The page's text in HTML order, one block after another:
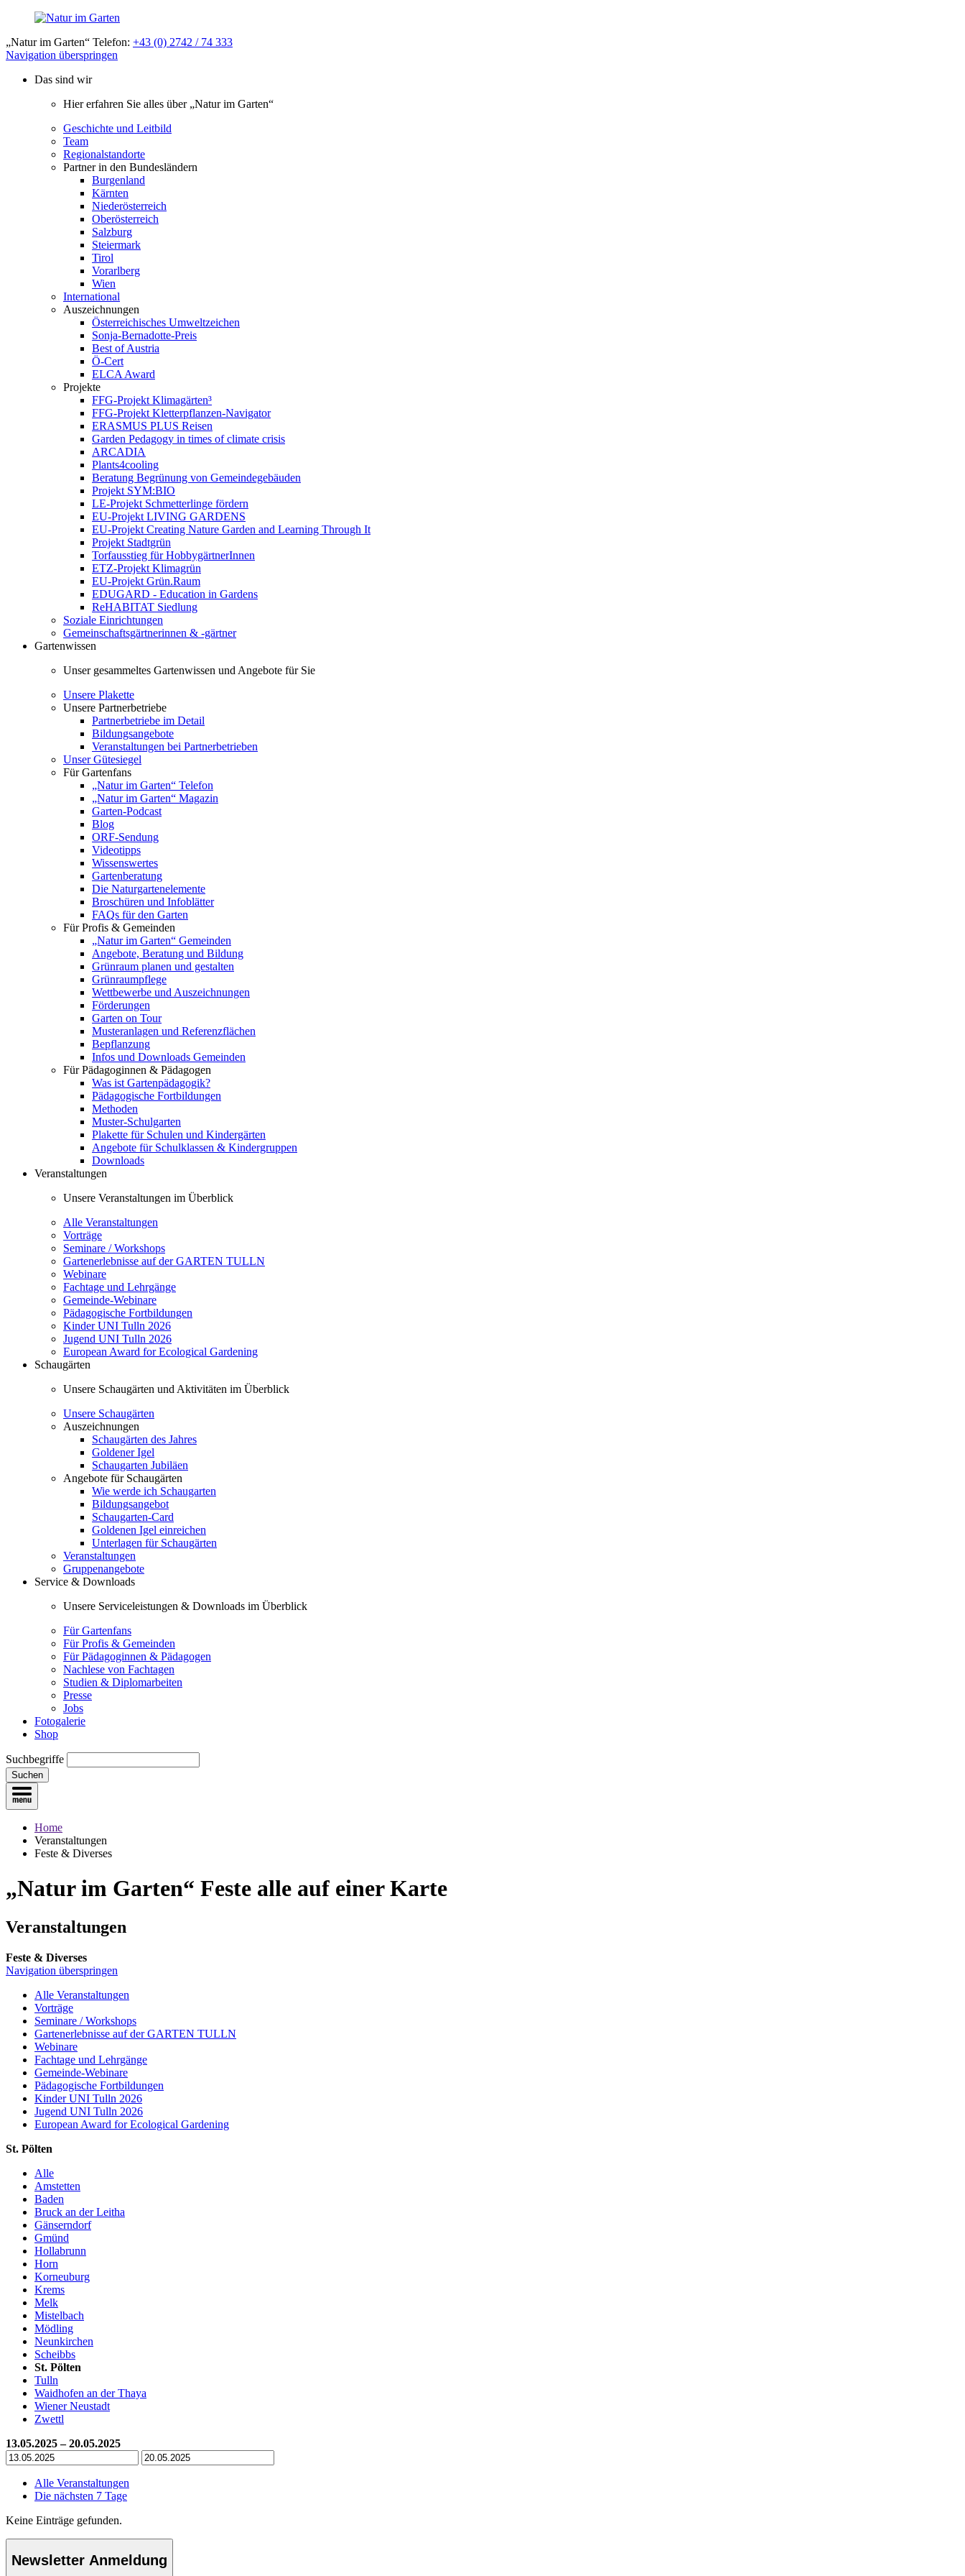
„Natur im Garten“ Telefon: +43 (0) 2742 / 74 333
Navigation überspringen
Das sind wir
Hier erfahren Sie alles über „Natur im Garten“
Geschichte und Leitbild
Team
Regionalstandorte
Partner in den Bundesländern
Burgenland
Kärnten
Niederösterreich
Oberösterreich
Salzburg
Steiermark
Tirol
Vorarlberg
Wien
International
Auszeichnungen
Österreichisches Umweltzeichen
Sonja-Bernadotte-Preis
Best of Austria
Ö-Cert
ELCA Award
Projekte
FFG-Projekt Klimagärten³
FFG-Projekt Kletterpflanzen-Navigator
ERASMUS PLUS Reisen
Garden Pedagogy in times of climate crisis
ARCADIA
Plants4cooling
Beratung Begrünung von Gemeindegebäuden
Projekt SYM:BIO
LE-Projekt Schmetterlinge fördern
EU-Projekt LIVING GARDENS
EU-Projekt Creating Nature Garden and Learning Through It
Projekt Stadtgrün
Torfausstieg für HobbygärtnerInnen
ETZ-Projekt Klimagrün
EU-Projekt Grün.Raum
EDUGARD - Education in Gardens
ReHABITAT Siedlung
Soziale Einrichtungen
Gemeinschaftsgärtnerinnen & -gärtner
Gartenwissen
Unser gesammeltes Gartenwissen und Angebote für Sie
Unsere Plakette
Unsere Partnerbetriebe
Partnerbetriebe im Detail
Bildungsangebote
Veranstaltungen bei Partnerbetrieben
Unser Gütesiegel
Für Gartenfans
„Natur im Garten“ Telefon
„Natur im Garten“ Magazin
Garten-Podcast
Blog
ORF-Sendung
Videotipps
Wissenswertes
Gartenberatung
Die Naturgartenelemente
Broschüren und Infoblätter
FAQs für den Garten
Für Profis & Gemeinden
„Natur im Garten“ Gemeinden
Angebote, Beratung und Bildung
Grünraum planen und gestalten
Grünraumpflege
Wettbewerbe und Auszeichnungen
Förderungen
Garten on Tour
Musteranlagen und Referenzflächen
Bepflanzung
Infos und Downloads Gemeinden
Für Pädagoginnen & Pädagogen
Was ist Gartenpädagogik?
Pädagogische Fortbildungen
Methoden
Muster-Schulgarten
Plakette für Schulen und Kindergärten
Angebote für Schulklassen & Kindergruppen
Downloads
Veranstaltungen
Unsere Veranstaltungen im Überblick
Alle Veranstaltungen
Vorträge
Seminare / Workshops
Gartenerlebnisse auf der GARTEN TULLN
Webinare
Fachtage und Lehrgänge
Gemeinde-Webinare
Pädagogische Fortbildungen
Kinder UNI Tulln 2026
Jugend UNI Tulln 2026
European Award for Ecological Gardening
Schaugärten
Unsere Schaugärten und Aktivitäten im Überblick
Unsere Schaugärten
Auszeichnungen
Schaugärten des Jahres
Goldener Igel
Schaugarten Jubiläen
Angebote für Schaugärten
Wie werde ich Schaugarten
Bildungsangebot
Schaugarten-Card
Goldenen Igel einreichen
Unterlagen für Schaugärten
Veranstaltungen
Gruppenangebote
Service & Downloads
Unsere Serviceleistungen & Downloads im Überblick
Für Gartenfans
Für Profis & Gemeinden
Für Pädagoginnen & Pädagogen
Nachlese von Fachtagen
Studien & Diplomarbeiten
Presse
Jobs
Fotogalerie
Shop
Suchbegriffe
Suchen
Home
Veranstaltungen
Feste & Diverses
„Natur im Garten“ Feste alle auf einer Karte
Veranstaltungen
Feste & Diverses
Navigation überspringen
Alle Veranstaltungen
Vorträge
Seminare / Workshops
Gartenerlebnisse auf der GARTEN TULLN
Webinare
Fachtage und Lehrgänge
Gemeinde-Webinare
Pädagogische Fortbildungen
Kinder UNI Tulln 2026
Jugend UNI Tulln 2026
European Award for Ecological Gardening
St. Pölten
Alle
Amstetten
Baden
Bruck an der Leitha
Gänserndorf
Gmünd
Hollabrunn
Horn
Korneuburg
Krems
Melk
Mistelbach
Mödling
Neunkirchen
Scheibbs
St. Pölten
Tulln
Waidhofen an der Thaya
Wiener Neustadt
Zwettl
13.05.2025 – 20.05.2025
Alle Veranstaltungen
Die nächsten 7 Tage
Keine Einträge gefunden.
Newsletter Anmeldung